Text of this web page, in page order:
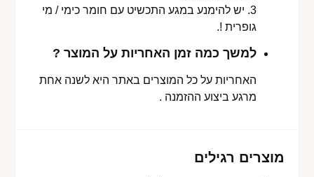
3. יש להימנע במגע התכשיט עם חומר כימי / מי
גופרית !.
למשך כמה זמן האחריות על המוצר ?
האחריות על כל המוצרים באתר היא לשנה אחת
מרגע ביצוע ההזמנה .
מוצרים רגילים